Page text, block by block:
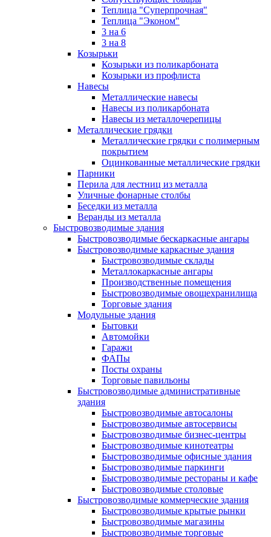
Теплица "Суперпрочная"
Теплица "Эконом"
3 на 6
3 на 8
Козырьки
Козырьки из поликарбоната
Козырьки из профлиста
Навесы
Металлические навесы
Навесы из поликарбоната
Навесы из металлочерепицы
Металлические грядки
Металлические грядки с полимерным
покрытием
Оцинкованные металлические грядки
Парники
Перила для лестниц из металла
Уличные фонарные столбы
Беседки из металла
Веранды из металла
Быстровозводимые здания
Быстровозводимые бескаркасные ангары
Быстровозводимые каркасные здания
Быстровозводимые склады
Металлокаркасные ангары
Производственные помещения
Быстровозводимые овощехранилища
Торговые здания
Модульные здания
Бытовки
Автомойки
Гаражи
ФАПы
Посты охраны
Торговые павильоны
Быстровозводимые административные
здания
Быстровозводимые автосалоны
Быстровозводимые автосервисы
Быстровозводимые бизнес-центры
Быстровозводимые кинотеатры
Быстровозводимые офисные здания
Быстровозводимые паркинги
Быстровозводимые рестораны и кафе
Быстровозводимые столовые
Быстровозводимые коммерческие здания
Быстровозводимые крытые рынки
Быстровозводимые магазины
Быстровозводимые торговые